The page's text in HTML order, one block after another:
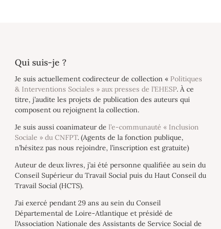
Qui suis-je ?
Je suis actuellement codirecteur de collection « Politiques
& Interventions Sociales » aux presses de l’EHESP. À ce
titre, j’audite les projets de publication des auteurs qui
composent ou rejoignent la collection.
Je suis aussi coanimateur de l’e-communauté « Inclusion
Sociale » du CNFPT. (Agents de la fonction publique,
n’hésitez pas nous rejoindre, l’inscription est gratuite)
Auteur de deux livres, j’ai été personne qualifiée au sein du
Conseil Supérieur du Travail Social puis du Haut Conseil du
Travail Social (HCTS).
J’ai exercé pendant 29 ans au sein du Conseil
Départemental de Loire-Atlantique et présidé de
l’Association Nationale des Assistants de Service Social de